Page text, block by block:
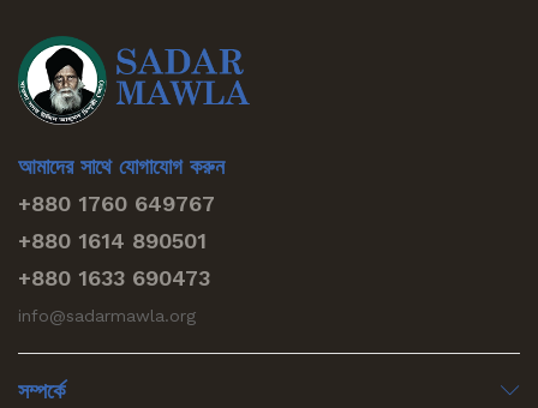
আমাদের সাথে যোগাযোগ করুন
+880 1760 649767
+880 1614 890501
+880 1633 690473
info@sadarmawla.org
সম্পর্কে